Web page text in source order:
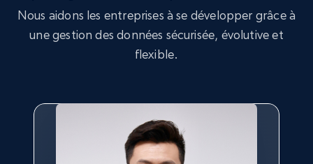
Nous aidons les entreprises à se développer grâce à
une gestion des données sécurisée, évolutive et
flexible.